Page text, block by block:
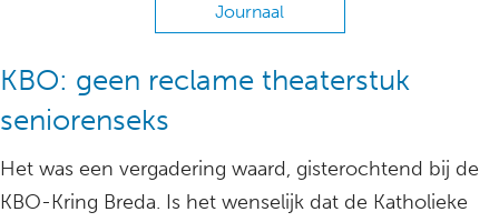
Journaal
KBO: geen reclame theaterstuk
seniorenseks
Het was een vergadering waard, gisterochtend bij de
KBO-Kring Breda. Is het wenselijk dat de Katholieke